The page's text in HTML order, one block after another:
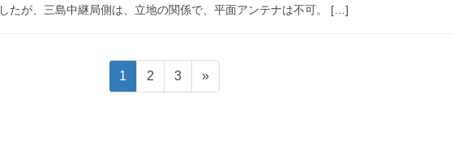
したが、三島中継局側は、立地の関係で、平面アンテナは不可。 […]
固
定
1
固
定
2
固
定
3 »